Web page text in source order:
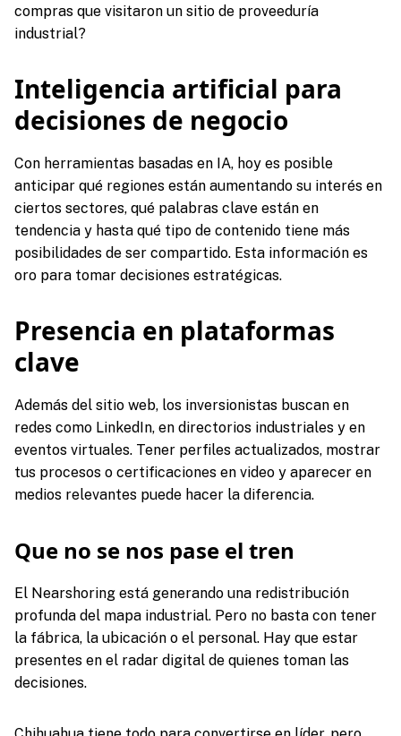
compras que visitaron un sitio de proveeduría
industrial?
Inteligencia artificial para
decisiones de negocio
Con herramientas basadas en IA, hoy es posible
anticipar qué regiones están aumentando su interés en
ciertos sectores, qué palabras clave están en
tendencia y hasta qué tipo de contenido tiene más
posibilidades de ser compartido. Esta información es
oro para tomar decisiones estratégicas.
Presencia en plataformas
clave
Además del sitio web, los inversionistas buscan en
redes como LinkedIn, en directorios industriales y en
eventos virtuales. Tener perfiles actualizados, mostrar
tus procesos o certificaciones en video y aparecer en
medios relevantes puede hacer la diferencia.
Que no se nos pase el tren
El Nearshoring está generando una redistribución
profunda del mapa industrial. Pero no basta con tener
la fábrica, la ubicación o el personal. Hay que estar
presentes en el radar digital de quienes toman las
decisiones.